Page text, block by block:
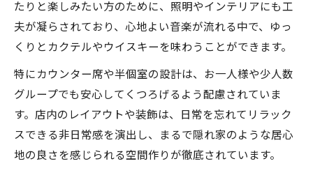
たりと楽しみたい方のために、照明やインテリアにも工
夫が凝らされており、心地よい音楽が流れる中で、ゆっ
くりとカクテルやウイスキーを味わうことができます。
特にカウンター席や半個室の設計は、お一人様や少人数
グループでも安心してくつろげるよう配慮されていま
す。店内のレイアウトや装飾は、日常を忘れてリラック
スできる非日常感を演出し、まるで隠れ家のような居心
地の良さを感じられる空間作りが徹底されています。